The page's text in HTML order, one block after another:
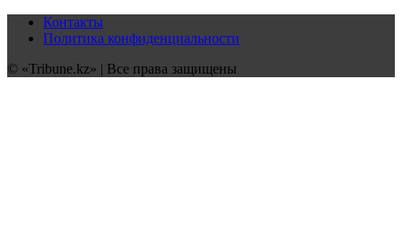
Контакты
Политика конфиденциальности
© «Tribune.kz» | Все права защищены